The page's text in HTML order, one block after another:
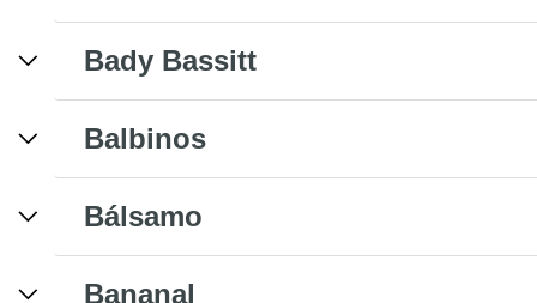
Bady Bassitt
Balbinos
Bálsamo
Bananal